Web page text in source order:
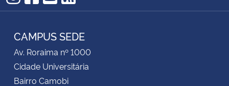
Ministério da Mulher, da Família e dos Direitos Humanos
Secretaria-Geral
Secretaria de Governo
Instagram
Facebook
YouTube
RSS
CAMPUS SEDE
Av. Roraima nº 1000
Cidade Universitária
Bairro Camobi